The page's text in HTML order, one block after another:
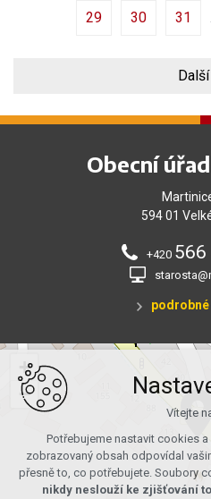
29 30 31
Další
Obecní
594 01
+420 566
+
−
Vítejte
Potřebujeme nastavit cookies
zobrazovaný obsah odpovídal
přesně to, co potřebujete. Soubory
nikdy neslouží ke zjišťování